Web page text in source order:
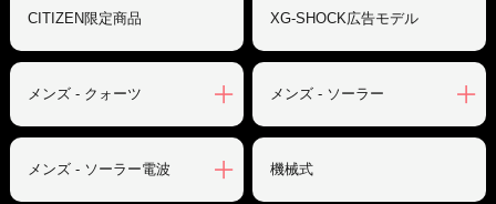
CITIZEN限定商品 XG-SHOCK広告モデル
メンズ - クォーツ メンズ - ソーラー
メンズ - ソーラー電波 機械式